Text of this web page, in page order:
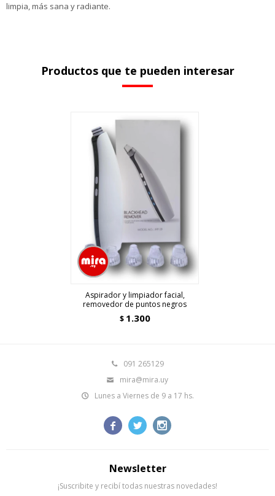
limpia, más sana y radiante.
Productos que te pueden interesar
Aspirador y limpiador facial,
removedor de puntos negros
$ 1.300
091 265129
mira@mira.uy
Lunes a Viernes de 9 a 17 hs.
  
Newsletter
¡Suscribite y recibí todas nuestras novedades!